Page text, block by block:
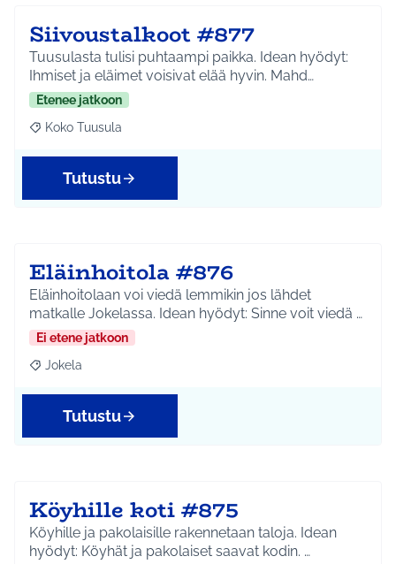
Siivoustalkoot #877
Tuusulasta tulisi puhtaampi paikka. Idean hyödyt:
Ihmiset ja eläimet voisivat elää hyvin. Mahd…
Etenee jatkoon
Rajaa tulokset aihepiirin mukaan: Koko Tuusula
Koko Tuusula
Tutustu
Eläinhoitola #876
Eläinhoitolaan voi viedä lemmikin jos lähdet
matkalle Jokelassa. Idean hyödyt: Sinne voit viedä …
Ei etene jatkoon
Rajaa tulokset aihepiirin mukaan: Jokela
Jokela
Tutustu
Köyhille koti #875
Köyhille ja pakolaisille rakennetaan taloja. Idean
hyödyt: Köyhät ja pakolaiset saavat kodin. …